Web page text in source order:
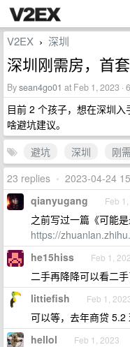
V2EX › 深圳
深圳刚需房，首
Bysean4go01 at Feb 1, 2023 ·
目前 2 个孩子，想在深圳
啥避坑建议。
避坑
深圳 刚需
23 replies • 2023-04-24
qianyugang Feb
之前写过一篇《可能
https://
he15hiss Feb 1,
二手再降降可以看二
littiefish Feb 1,
可以等，去年商贷
hellol Feb 1, 2023